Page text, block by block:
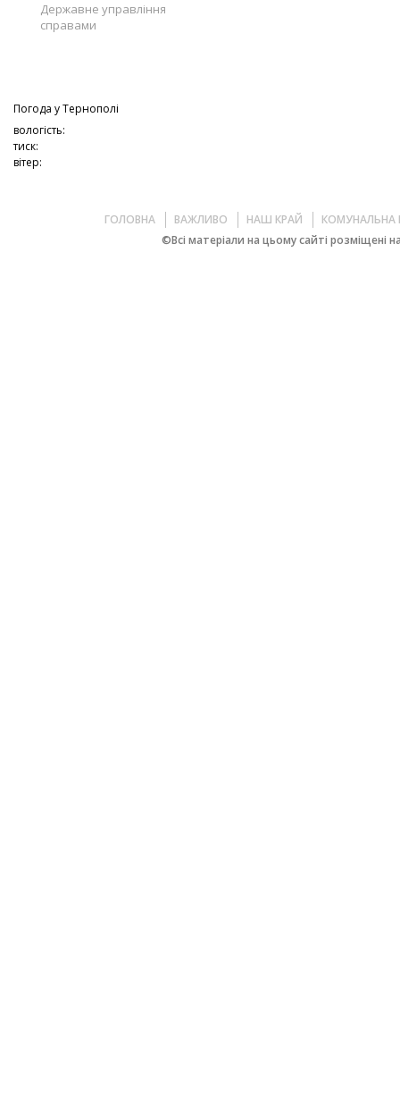
Державне управління
справами
Погода уТернополі
вологість:
тиск:
вітер:
ГОЛОВНА ВАЖЛИВО НАШ КРАЙ
КОМУНАЛЬНА
©Всі матеріали на цьому сайті розміщені